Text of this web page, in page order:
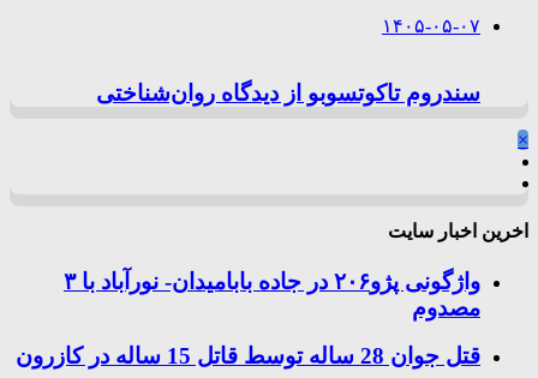
۱۴۰۵-۰۵-۰۷
سندروم تاکوتسوبو از دیدگاه روان‌شناختی
×
اخرین اخبار سایت
واژگونی پژو۲۰۶ در جاده بابامیدان- نورآباد با ۳
مصدوم
قتل جوان 28 ساله توسط قاتل 15 ساله در کازرون